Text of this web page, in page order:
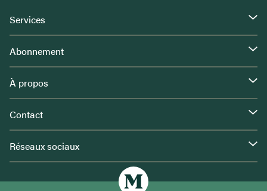
Services
Abonnement
À propos
Contact
Réseaux sociaux